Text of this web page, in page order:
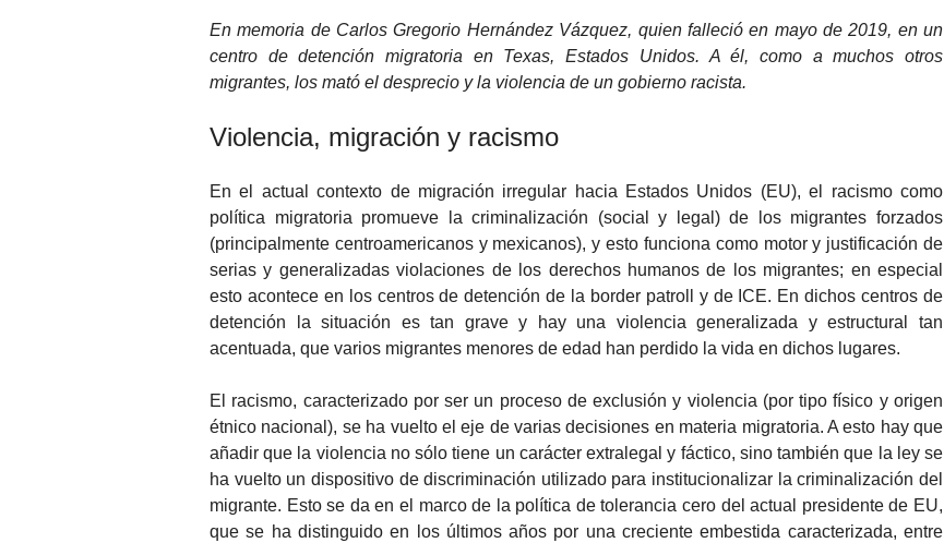
En memoria de Carlos Gregorio Hernández Vázquez, quien falleció en mayo de 2019, en un
centro de detención migratoria en Texas, Estados Unidos. A él, como a muchos otros
migrantes, los mató el desprecio y la violencia de un gobierno racista.
Violencia, migración y racismo
En el actual contexto de migración irregular hacia Estados Unidos (EU), el racismo como
política migratoria promueve la criminalización (social y legal) de los migrantes forzados
(principalmente centroamericanos y mexicanos), y esto funciona como motor y justificación de
serias y generalizadas violaciones de los derechos humanos de los migrantes; en especial
esto acontece en los centros de detención de la border patroll y de ICE. En dichos centros de
detención la situación es tan grave y hay una violencia generalizada y estructural tan
acentuada, que varios migrantes menores de edad han perdido la vida en dichos lugares.
El racismo, caracterizado por ser un proceso de exclusión y violencia (por tipo físico y origen
étnico nacional), se ha vuelto el eje de varias decisiones en materia migratoria. A esto hay que
añadir que la violencia no sólo tiene un carácter extralegal y fáctico, sino también que la ley se
ha vuelto un dispositivo de discriminación utilizado para institucionalizar la criminalización del
migrante. Esto se da en el marco de la política de tolerancia cero del actual presidente de EU,
que se ha distinguido en los últimos años por una creciente embestida caracterizada, entre